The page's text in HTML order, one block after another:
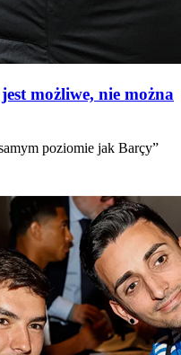
możliwe, nie można
poziomie jak Barçy”